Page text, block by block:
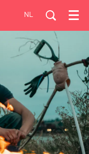
NL Menu